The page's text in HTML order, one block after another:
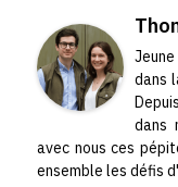
dans
dans
avec nous ces
ensemble les défis